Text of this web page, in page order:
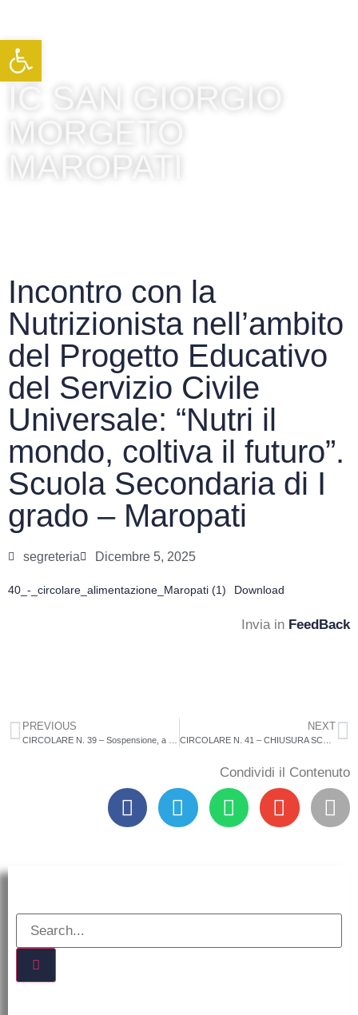
IC SAN GIORGIO
MORGETO
MAROPATI
Incontro con la
Nutrizionista nell’ambito
del Progetto Educativo
del Servizio Civile
Universale: “Nutri il
mondo, coltiva il futuro”.
Scuola Secondaria di I
grado – Maropati
segreteria Dicembre 5, 2025
40_-_circolare_alimentazione_Maropati (1) Download
Invia in FeedBack
PREVIOUS NEXT
CIRCOLARE N. 41 – CHIUSURA SCUOLE DI OGNI ORDINE E GRADO DELLE SCUOLE RICADENTI NEL COMUNE DI MAROPATI PER SOSPENSIONE DEL SERVIZIO IDRICO COMUNALE NELLE GIORNATA DI VENERDI’ 12 DICEMBRE 2025
Condividi il Contenuto
Apri la barra degli strumenti